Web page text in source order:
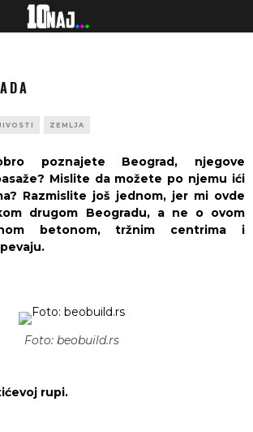
ZEMLJA
poznajete Beograd, njegove
Mislite da možete po njemu ići
Razmislite još jednom, jer mi ovde
drugom Beogradu, a ne o ovom
betonom, tržnim centrima i
Foto: beobuild.rs
rupi.